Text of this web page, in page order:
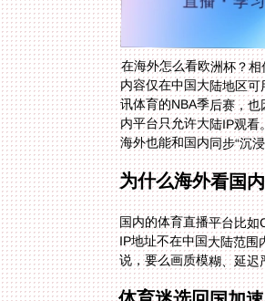
在海外怎么看欧洲杯？
内容仅在中国大陆地区
讯体育的NBA季后赛，
内平台只允许大陆IP观
海外也能和国内同步“沉
为什么海外看国
国内的体育直播平台比
IP地址不在中国大陆范
说，要么画质模糊、延